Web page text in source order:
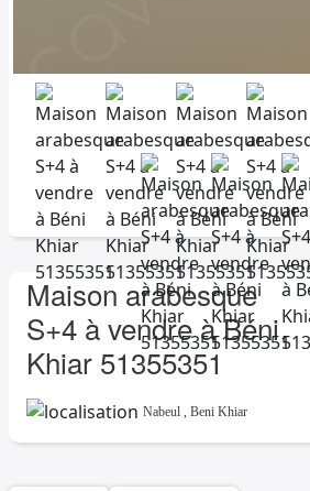
Maison arabesque
S+4 à vendre à Béni
Khiar 51355351
Nabeul , Beni Khiar